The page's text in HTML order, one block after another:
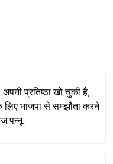
अपनी प्रतिष्ठा खो चुकी है,
लिए भाजपा से समझौता करने
पन्नू